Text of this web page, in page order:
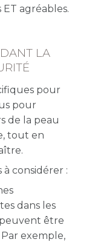
agréables.
LA
pour
pour
de la peau
tout en
considérer :
dans les
être
exemple,